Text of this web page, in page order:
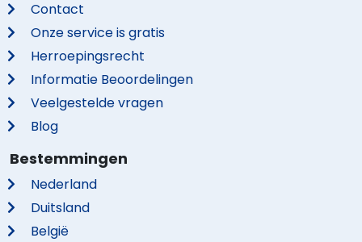
Contact
Onze service is gratis
Herroepingsrecht
Informatie Beoordelingen
Veelgestelde vragen
Blog
Bestemmingen
Nederland
Duitsland
België